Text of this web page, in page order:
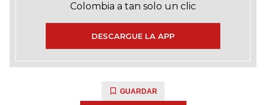
Colombia a tan solo un clic
DESCARGUE LA APP
GUARDAR